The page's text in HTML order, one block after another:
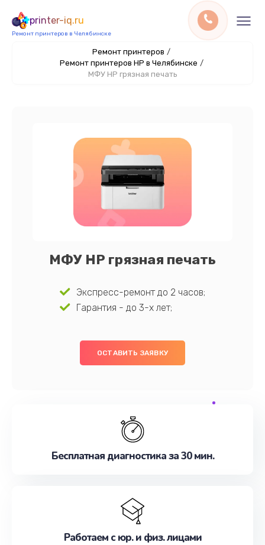
printer-iq.ru
Ремонт принтеров в Челябинске
Ремонт принтеров /
Ремонт принтеров HP в Челябинске /
МФУ HP грязная печать
МФУ HP грязная печать
Экспресс-ремонт до 2 часов;
Гарантия - до 3-х лет;
ОСТАВИТЬ ЗАЯВКУ
Бесплатная диагностика за 30 мин.
Работаем с юр. и физ. лицами